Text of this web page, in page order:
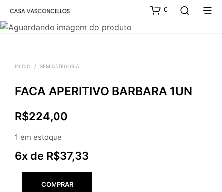
0
INÍCIO / SEM CATEGORIA
FACA APERITIVO BARBARA 1UN
R$224,00
1 em estoque
6x de R$37,33
COMPRAR